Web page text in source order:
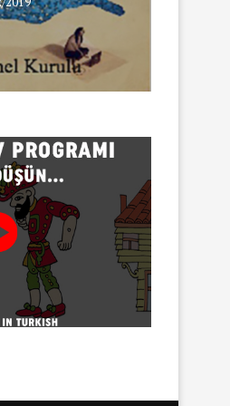
Gazeteci Sema Bingöl ve
hakkında soruşturma
30/07/2026